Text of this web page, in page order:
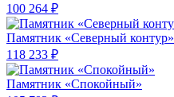
100 264 ₽
Памятник «Северный контур»
118 233 ₽
Памятник «Спокойный»